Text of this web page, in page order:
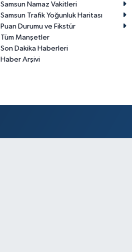
Samsun Namaz Vakitleri
Samsun Trafik Yoğunluk Haritası
Puan Durumu ve Fikstür
Tüm Manşetler
Son Dakika Haberleri
Haber Arşivi